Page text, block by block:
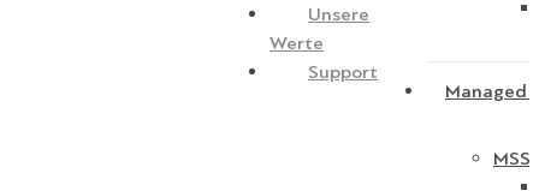
Unsere
Werte
Support
Managed